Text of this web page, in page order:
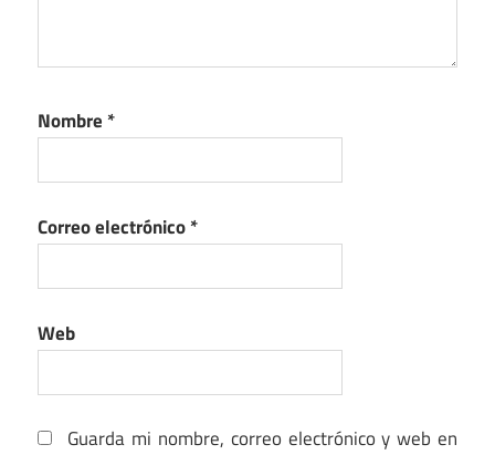
Nombre *
Correo electrónico*
Web
Guarda mi nombre, correo electrónico y web en